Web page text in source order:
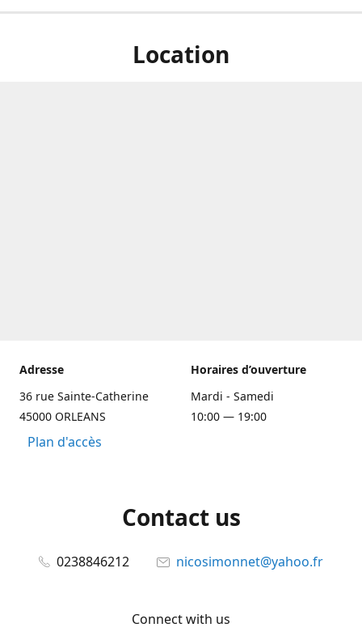
Location
Adresse
36 rue Sainte-Catherine
45000 ORLEANS
Plan d'accès
Horaires d’ouverture
Mardi - Samedi
10:00 — 19:00
Contact us
0238846212 nicosimonnet@yahoo.fr
Connect with us